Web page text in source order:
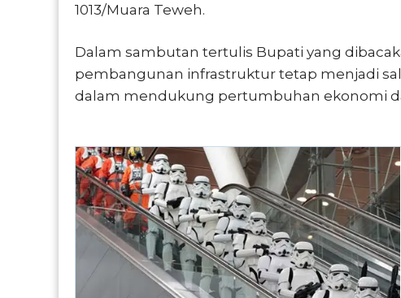
1013/Muara Teweh.
Dalam sambutan tertulis Bupati yang
pembangunan infrastruktur tetap menjadi
dalam mendukung pertumbuhan ekonomi